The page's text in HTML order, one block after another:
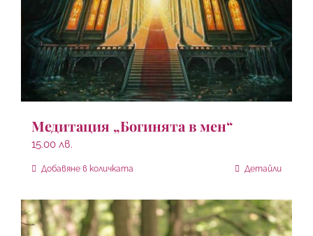
Медитация „Богинята в мен“
15.00 лв.
Добавяне в количката Детайли